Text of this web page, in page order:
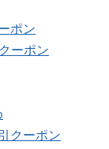
ポン
ーポン
クーポン